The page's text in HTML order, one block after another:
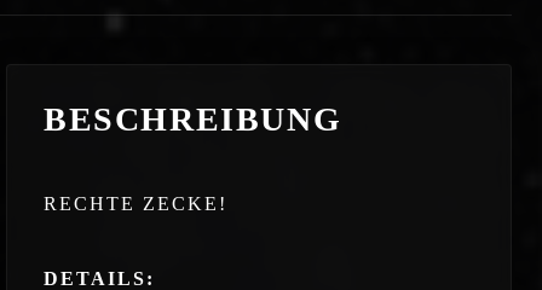
BESCHREIBUNG
RECHTE ZECKE!
DETAILS: